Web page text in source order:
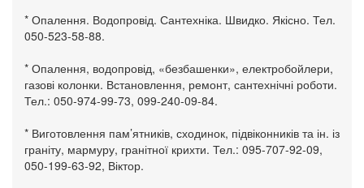
* Опалення. Водопровід. Сантехніка. Швидко. Якісно. Тел.
050-523-58-88.
* Опалення, водопровід, «безбашенки», електробойлери,
газові колонки. Встановлення, ремонт, сантехнічні роботи.
Тел.: 050-974-99-73, 099-240-09-84.
* Виготовлення пам’ятників, сходинок, підвіконників та ін. із
граніту, мармуру, гранітної крихти. Тел.: 095-707-92-09,
050-199-63-92, Віктор.